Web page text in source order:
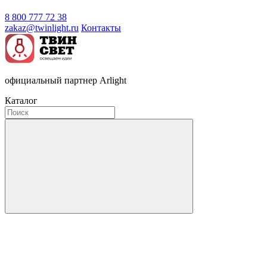
8 800 777 72 38
zakaz@twinlight.ru Контакты
официальный партнер Arlight
Каталог